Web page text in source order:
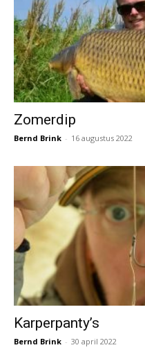
Zomerdip
Bernd Brink - 16 augustus 2022
Karperpanty’s
Bernd Brink - 30 april 2022